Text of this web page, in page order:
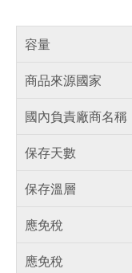
容量
商品來源國家
國內負責廠商名稱
保存天數
保存溫層
應免稅
應免稅